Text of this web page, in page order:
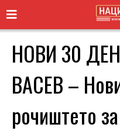
НОВИ 30
ВАСЕВ –
рочиштето